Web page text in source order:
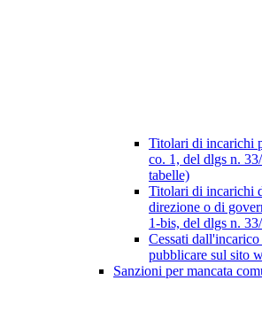
Titolari di incarichi
co. 1, del dlgs n.
tabelle)
Titolari di incarichi
direzione o di
1-bis, del dlgs n.
Cessati
pubblicare sul sito
Sanzioni per mancata